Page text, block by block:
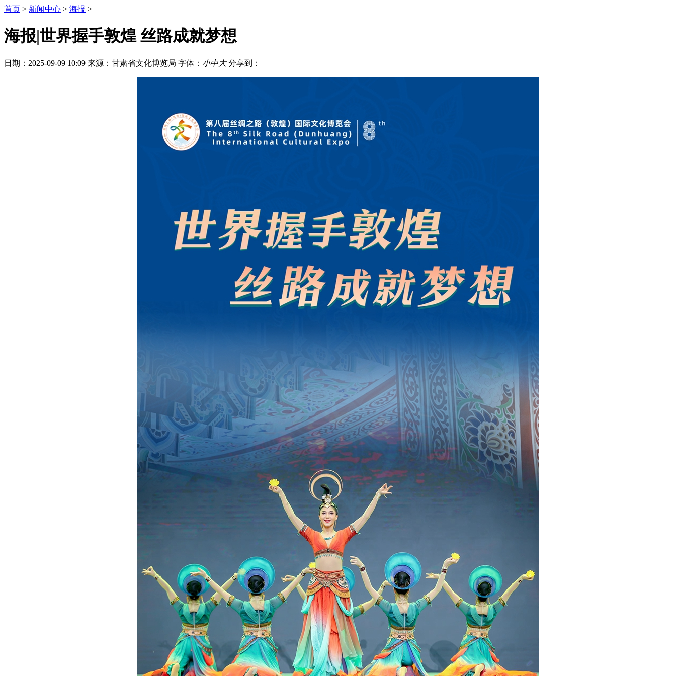
首页 > 新闻中心 > 海报 >
海报|世界握手敦煌 丝路成就梦想
日期：2025-09-09 10:09 来源：甘肃省文化博览局 字体： 小中大 分享到：